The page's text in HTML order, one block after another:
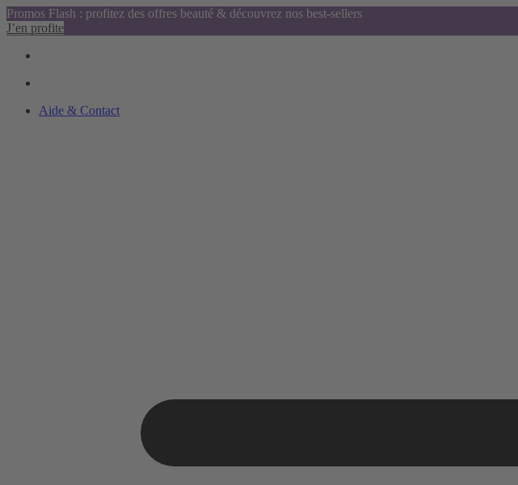
Promos Flash : profitez des offres beauté & découvrez nos best-sellers
J’en profite
Aide & Contact